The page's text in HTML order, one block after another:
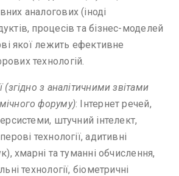
аналогових (іноді
процесів та бізнес-моделей
якої лежить ефективне
технологій.
(згідно з аналітичними звітами
форуму): Інтернет речей,
штучний інтелект,
технології, адитивні
хмарні та туманні обчислення,
технології, біометричні